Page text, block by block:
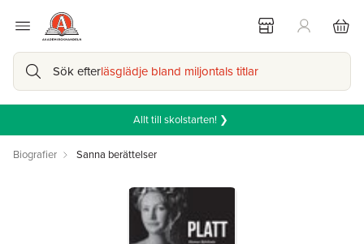
Sök efterläsglädje bland miljontals titlar
Allt till skolstarten! ❯
Biografier Sanna berättelser